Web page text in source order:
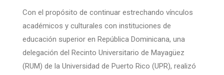
Con el propósito de continuar estrechando vínculos
académicos y culturales con instituciones de
educación superior en República Dominicana, una
delegación del Recinto Universitario de Mayagüez
(RUM) de la Universidad de Puerto Rico (UPR), realizó